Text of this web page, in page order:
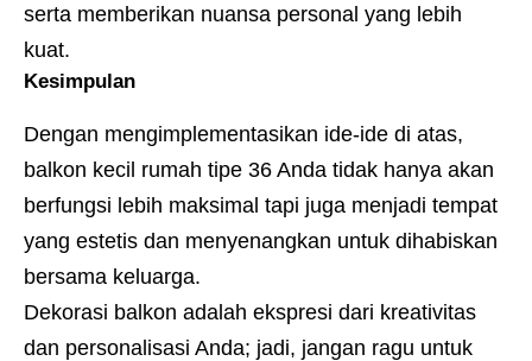
serta memberikan nuansa personal yang lebih
kuat.
Kesimpulan
Dengan mengimplementasikan ide-ide di atas,
balkon kecil rumah tipe 36 Anda tidak hanya akan
berfungsi lebih maksimal tapi juga menjadi tempat
yang estetis dan menyenangkan untuk dihabiskan
bersama keluarga.
Dekorasi balkon adalah ekspresi dari kreativitas
dan personalisasi Anda; jadi, jangan ragu untuk